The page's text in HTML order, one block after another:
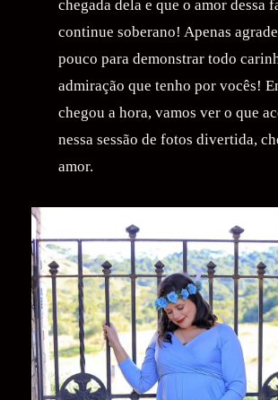
chegada dela e que o amor dessa
continue soberano! Apenas
pouco para demonstrar todo
admiração que tenho por vocês!
chegou a hora, vamos ver o que
nessa sessão de fotos divertida,
amor.